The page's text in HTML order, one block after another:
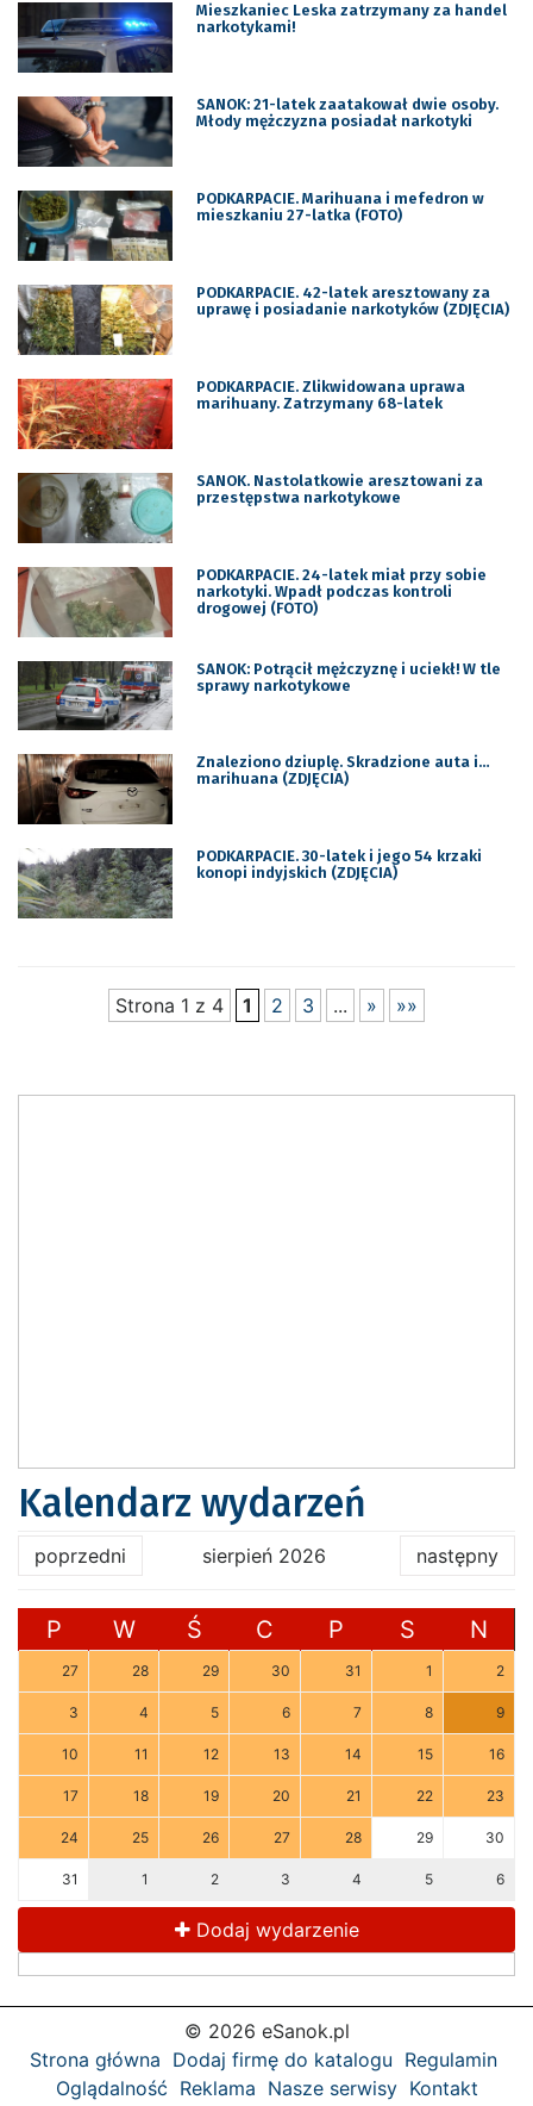
Mieszkaniec Leska zatrzymany za handel
narkotykami!
SANOK: 21-latek zaatakował dwie osoby.
Młody mężczyzna posiadał narkotyki
PODKARPACIE. Marihuana i mefedron w
mieszkaniu 27-latka (FOTO)
PODKARPACIE. 42-latek aresztowany za
uprawę i posiadanie narkotyków (ZDJĘCIA)
PODKARPACIE. Zlikwidowana uprawa
marihuany. Zatrzymany 68-latek
SANOK. Nastolatkowie aresztowani za
przestępstwa narkotykowe
PODKARPACIE. 24-latek miał przy sobie
narkotyki. Wpadł podczas kontroli
drogowej (FOTO)
SANOK: Potrącił mężczyznę i uciekł! W tle
sprawy narkotykowe
Znaleziono dziuplę. Skradzione auta i…
marihuana (ZDJĘCIA)
PODKARPACIE. 30-latek i jego 54 krzaki
konopi indyjskich (ZDJĘCIA)
Strona 1 z 4 1 2 3 ... » »»
Kalendarz wydarzeń
poprzedni sierpień 2026 następny
P W Ś C P S N
27 28 29 30 31 1 2
3 4 5 6 7 8 9
10 11 12 13 14 15 16
17 18 19 20 21 22 23
24 25 26 27 28 29 30
31 1 2 3 4 5 6
Dodaj wydarzenie
© 2026 eSanok.pl
Strona główna Dodaj firmę do katalogu Regulamin
Oglądalność Reklama Nasze serwisy Kontakt